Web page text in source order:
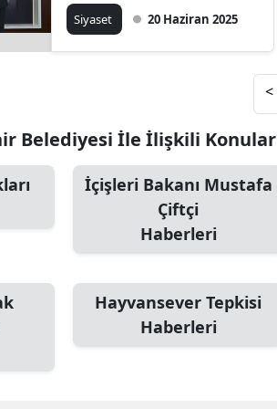
Mersin
Kars
Kastamonu
Kayseri
Kırşehir
Kocaeli
Siyaset 20 Haziran 2025
<
Belediyesi İle İlişkili Konular
İçişleri Bakanı Mustafa
Çiftçi
Haberleri
Hayvansever Tepkisi
Haberleri